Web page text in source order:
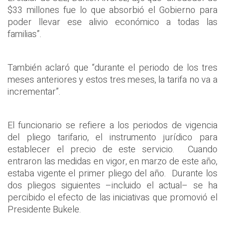
$33 millones fue lo que absorbió el Gobierno para
poder llevar ese alivio económico a todas las
familias”.
También aclaró que “durante el periodo de los tres
meses anteriores y estos tres meses, la tarifa no va a
incrementar”.
El funcionario se refiere a los periodos de vigencia
del pliego tarifario, el instrumento jurídico para
establecer el precio de este servicio. Cuando
entraron las medidas en vigor, en marzo de este año,
estaba vigente el primer pliego del año. Durante los
dos pliegos siguientes –incluido el actual– se ha
percibido el efecto de las iniciativas que promovió el
Presidente Bukele.